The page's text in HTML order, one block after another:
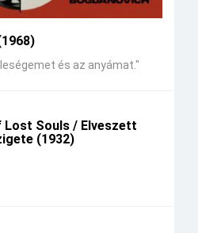
és az anyámat."
Lost Souls / Elveszett
(1932)